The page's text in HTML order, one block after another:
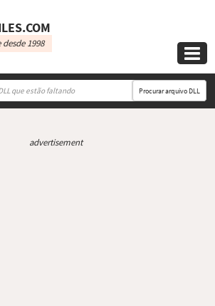
1998

Procurar arquivo DLL
advertisement